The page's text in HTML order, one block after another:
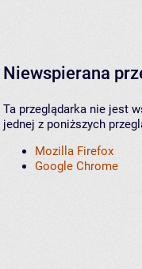
Niewspierana
Ta przeglądarka nie jest
jednej z poniższych
Mozilla Firefox
Google Chrome